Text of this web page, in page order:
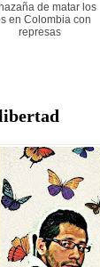
de matar los
en Colombia con
represas